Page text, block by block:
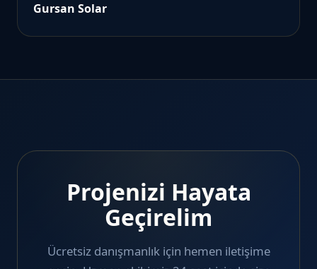
Gursan Solar
Projenizi Hayata
Geçirelim
Ücretsiz danışmanlık için hemen iletişime